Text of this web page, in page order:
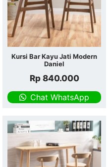
Kursi Bar Kayu Jati Modern
Daniel
Rp840.000
Chat WhatsApp